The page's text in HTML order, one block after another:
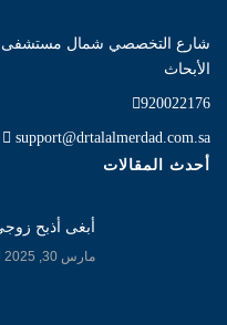
شارع التخصصي شمال مستشفى
الأبحاث
920022176
support@drtalalmerdad.com.sa
أحدث المقالات
أبغى أذبح
مارس 30, 2025